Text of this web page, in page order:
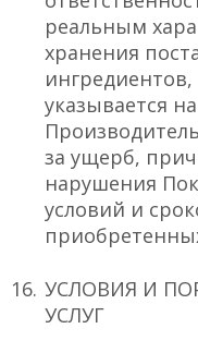
реальным
хранения
ингредиентов,
указывается
за ущерб,
нарушения
условий и
УСЛОВИЯ И
УСЛУГ